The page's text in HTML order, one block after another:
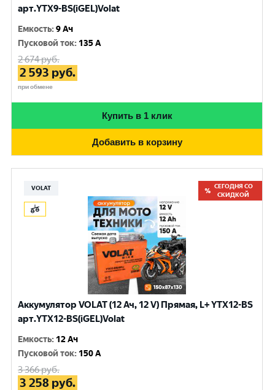
арт.YTX9-BS(iGEL)Volat
Емкость:9 Ач
Пусковой ток: 135 A
2 674руб.
2 593 руб.
при обмене
Купить в 1 клик
Добавить в корзину
VOLAT
СЕГОДНЯ СО
СКИДКОЙ
Аккумулятор VOLAT (12 Ач, 12 V) Прямая, L+ YTX12-BS
арт.YTX12-BS(iGEL)Volat
Емкость: 12 Ач
Пусковой ток: 150 A
3 366руб.
3 258 руб.